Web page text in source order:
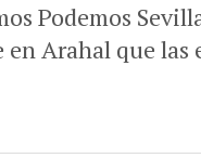
Podemos
Arahal que las